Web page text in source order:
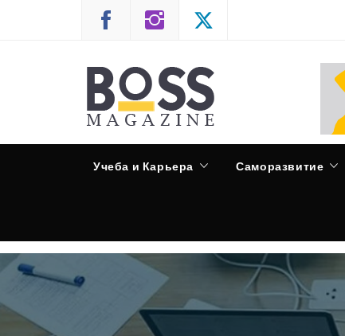
CASPIAN RADIO
Учеба и Карьера Саморазвитие